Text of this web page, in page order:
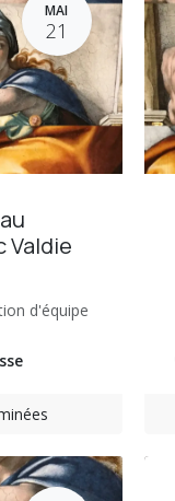
MAI
21
Valdie
d'équipe